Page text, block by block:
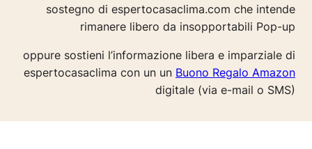
sostegno di espertocasaclima.com che intende
rimanere libero da insopportabili Pop-up
oppure sostieni l’informazione libera e imparziale di
espertocasaclima con un un Buono Regalo Amazon
digitale (via e-mail o SMS)